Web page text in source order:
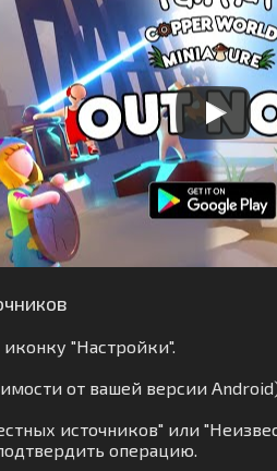
"Настройки".
от вашей версии
источников" или
операцию.